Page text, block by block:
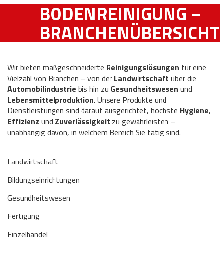
BODENREINIGUNG –
BRANCHENÜBERSICHT
Wir bieten maßgeschneiderte Reinigungslösungen für eine
Vielzahl von Branchen – von der Landwirtschaft über die
Automobilindustrie bis hin zu Gesundheitswesen und
Lebensmittelproduktion. Unsere Produkte und
Dienstleistungen sind darauf ausgerichtet, höchste Hygiene,
Effizienz und Zuverlässigkeit zu gewährleisten –
unabhängig davon, in welchem Bereich Sie tätig sind.
Landwirtschaft
Bildungseinrichtungen
Gesundheitswesen
Fertigung
Einzelhandel